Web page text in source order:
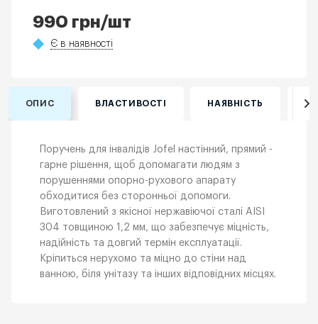
990 грн/шт
Є в наявності
ОПИС ВЛАСТИВОСТІ НАЯВНІСТЬ
Поручень для інвалідів Jofel настінний, прямий -
гарне рішення, щоб допомагати людям з
порушеннями опорно-рухового апарату
обходитися без сторонньої допомоги.
Виготовлений з якісної нержавіючої сталі AISI
304 товщиною 1,2 мм, що забезпечує міцність,
надійність та довгий термін експлуатації.
Кріпиться нерухомо та міцно до стіни над
ванною, біля унітазу та інших відповідних місцях.